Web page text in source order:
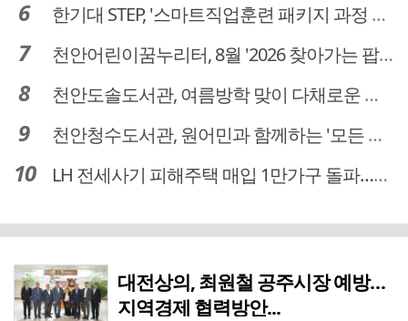
한기대 STEP, '스마트직업훈련 패키지 과정 3기' 모집
천안어린이꿈누리터, 8월 '2026 찾아가는 팝업놀이터' 운영
천안도솔도서관, 여름방학 맞이 다채로운 독서문화 프로그램 운영
천안청수도서관, 원어민과 함께하는 '모든 영어 모든 독서' 운영
LH 전세사기 피해주택 매입 1만가구 돌파…피해 인정도 4만건 넘어
대전상의, 최원철 공주시장 예방…
지역경제 협력방안...